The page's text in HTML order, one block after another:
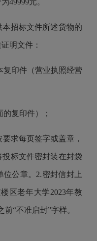
49999元。
本招标文件所述货物的
明文件：
复印件（营业执照经营
复印件）；
要求每页签字或盖章，
标文件密封装在封袋
公章。2.密封信封上
区老年大学2023年教
“不准启封”字样。